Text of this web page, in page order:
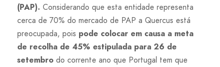
(PAP). Considerando que esta entidade representa
cerca de 70% do mercado de PAP a Quercus está
preocupada, pois pode colocar em causa a meta
de recolha de 45% estipulada para 26 de
setembro do corrente ano que Portugal tem que